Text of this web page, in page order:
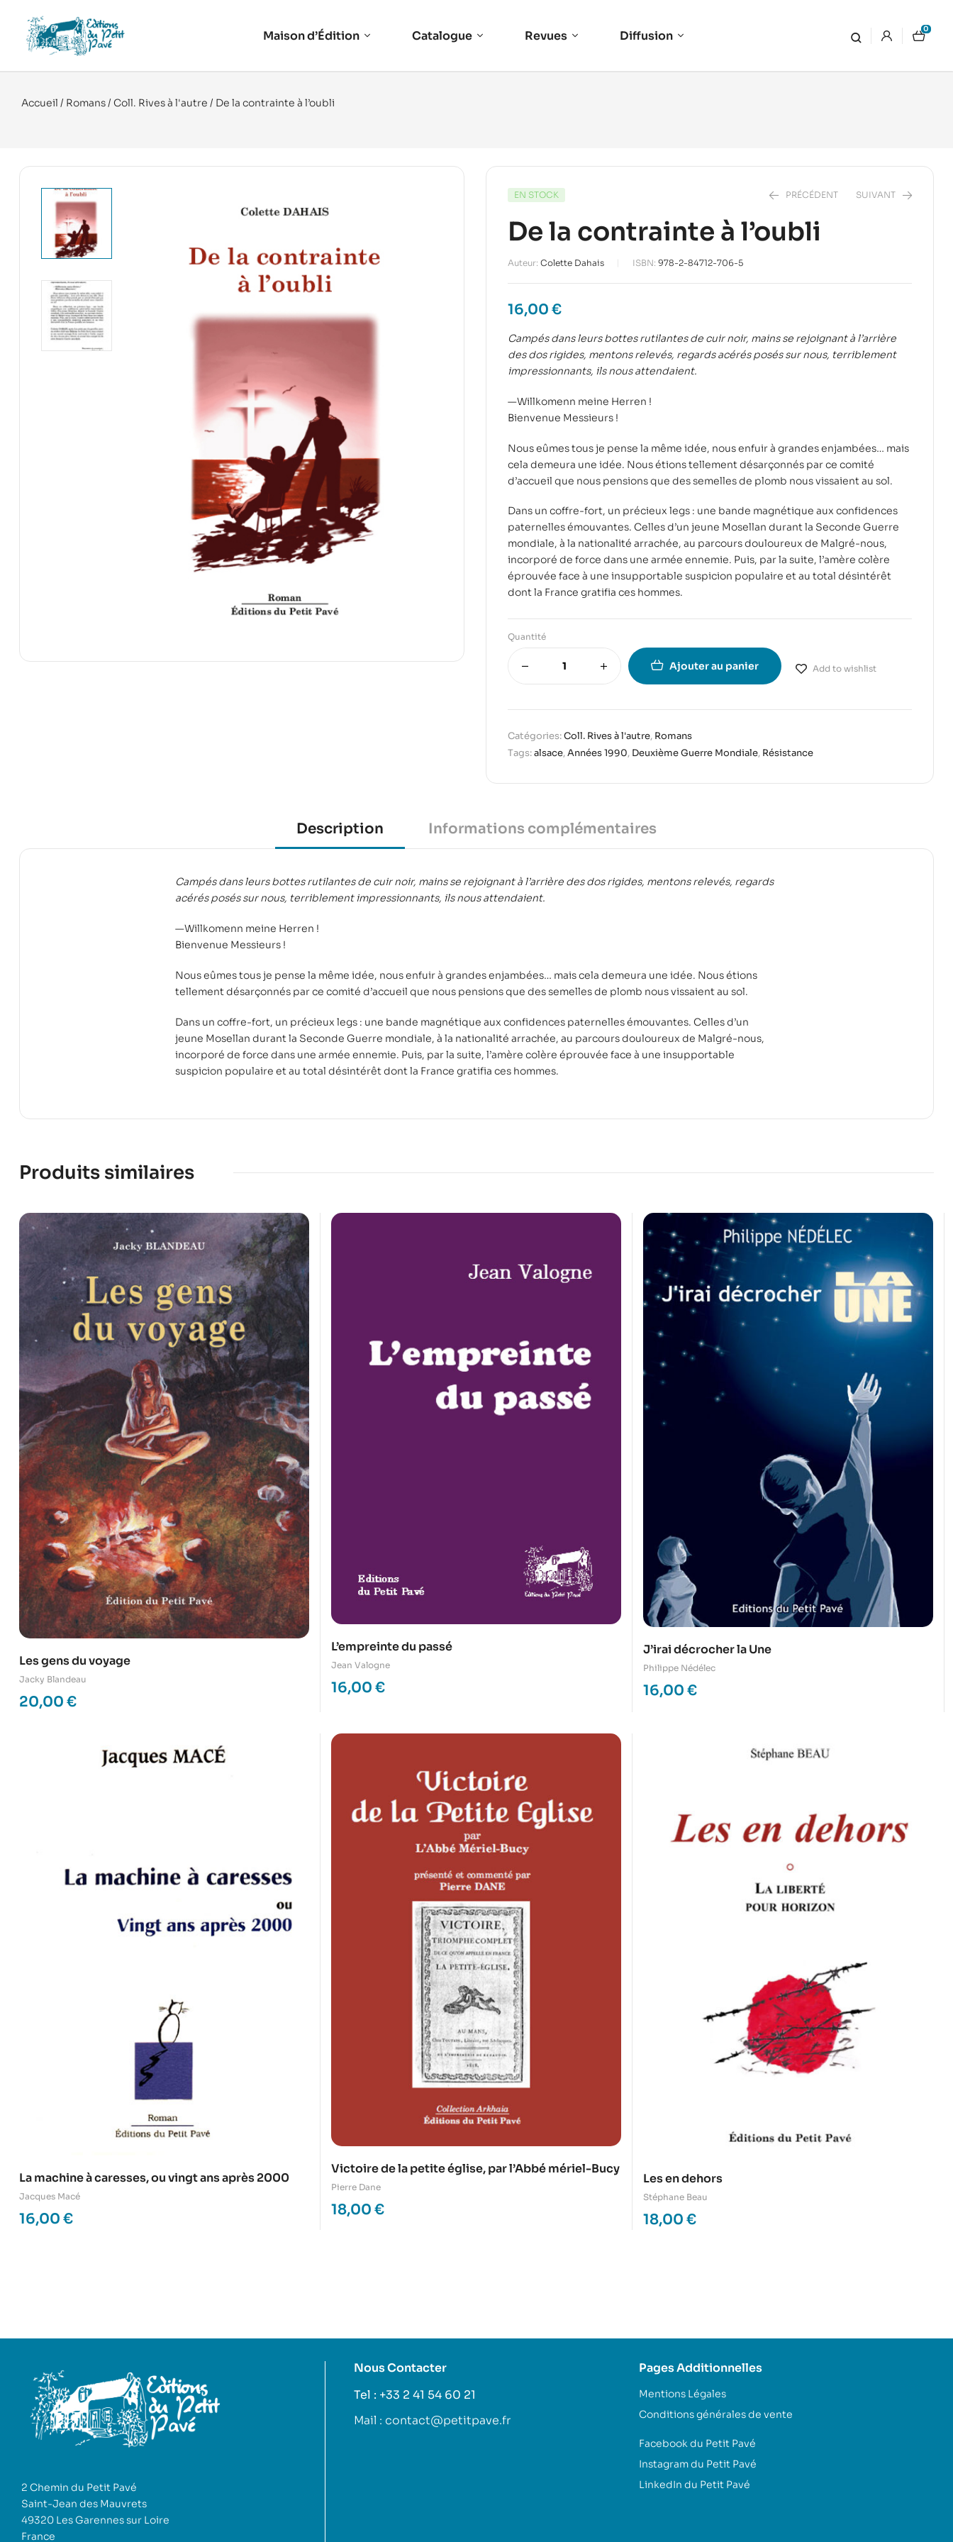
Maison d’Édition Catalogue Revues Diffusion 0
Accueil / Romans/ Coll. Rives à l'autre / De la contrainte à l’oubli
EN STOCK PRÉCÉDENT SUIVANT
De la contrainte à l’oubli
Auteur: Colette Dahais ISBN: 978-2-84712-706-5
16,00 €
Campés dans leurs bottes rutilantes de cuir noir, mains se rejoignant à l’arrière
des dos rigides, mentons relevés, regards acérés posés sur nous, terriblement
impressionnants, ils nous attendaient.
—Willkomenn meine Herren !
Bienvenue Messieurs !
Nous eûmes tous je pense la même idée, nous enfuir à grandes enjambées… mais
cela demeura une idée. Nous étions tellement désarçonnés par ce comité
d’accueil que nous pensions que des semelles de plomb nous vissaient au sol.
Dans un coffre-fort, un précieux legs : une bande magnétique aux confidences
paternelles émouvantes. Celles d’un jeune Mosellan durant la Seconde Guerre
mondiale, à la nationalité arrachée, au parcours douloureux de Malgré-nous,
incorporé de force dans une armée ennemie. Puis, par la suite, l’amère colère
éprouvée face à une insupportable suspicion populaire et au total désintérêt
dont la France gratifia ces hommes.
Quantité
Ajouter au panier Add to wishlist
Catégories:Coll. Rives à l'autre, Romans
Tags:alsace,Années 1990, Deuxième Guerre Mondiale, Résistance
Description Informations complémentaires
Campés dans leurs bottes rutilantes de cuir noir, mains se rejoignant à l’arrière des dos rigides, mentons relevés, regards
acérés posés sur nous, terriblement impressionnants, ils nous attendaient.
—Willkomenn meine Herren !
Bienvenue Messieurs !
Nous eûmes tous je pense la même idée, nous enfuir à grandes enjambées… mais cela demeura une idée. Nous étions
tellement désarçonnés par ce comité d’accueil que nous pensions que des semelles de plomb nous vissaient au sol.
Dans un coffre-fort, un précieux legs : une bande magnétique aux confidences paternelles émouvantes. Celles d’un
jeune Mosellan durant la Seconde Guerre mondiale, à la nationalité arrachée, au parcours douloureux de Malgré-nous,
incorporé de force dans une armée ennemie. Puis, par la suite, l’amère colère éprouvée face à une insupportable
suspicion populaire et au total désintérêt dont la France gratifia ces hommes.
Produits similaires
Les gens du voyage
Jacky Blandeau
20,00 €
L’empreinte du passé
Jean Valogne
16,00 €
J’irai décrocher la Une
Philippe Nédélec
16,00 €
La machine à caresses, ou vingt ans après 2000
Jacques Macé
16,00 €
Victoire de la petite église, par l’Abbé mériel-Bucy
Pierre Dane
18,00 €
Les en dehors
Stéphane Beau
18,00 €
2 Chemin du Petit Pavé
Saint-Jean des Mauvrets
49320 Les Garennes sur Loire
France
Nous Contacter
Tel : +33 2 41 54 60 21
Mail : contact@petitpave.fr
Pages Additionnelles
Mentions Légales
Conditions générales de vente
Facebook du Petit Pavé
Instagram du Petit Pavé
LinkedIn du Petit Pavé